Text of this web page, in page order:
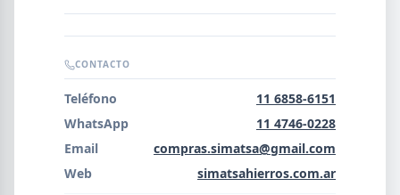
Error al cargar empresas.
CONTACTO
Teléfono
11 6858-6151
WhatsApp
11 4746-0228
Email
compras.simatsa@gmail.com
Web
simatsahierros.com.ar